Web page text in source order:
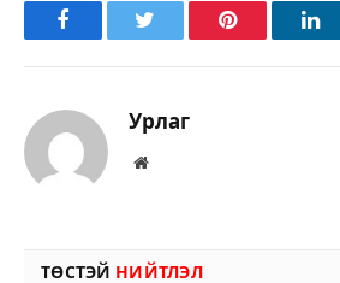
FacebookTwitter Pinterest
Урлаг
Вэбсайт
ТӨСТЭЙ НИЙТЛЭЛ